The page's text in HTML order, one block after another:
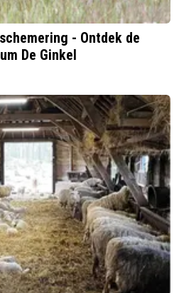
- Ontdek de
De Ginkel